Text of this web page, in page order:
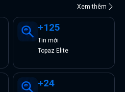
Xem thêm
+125
Tin mới
Topaz Elite
+24